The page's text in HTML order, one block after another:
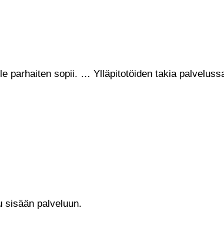
parhaiten sopii. … Ylläpitotöiden takia
sisään palveluun.